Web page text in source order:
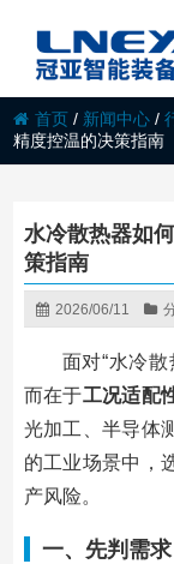
首页 / 新闻中心 /
精度控温的决策指南
水冷散热器如
策指南
2026/06/11
面对“水冷
而在于工况适配
光加工、半导体
的工业场景中，
产风险。
一、先判需